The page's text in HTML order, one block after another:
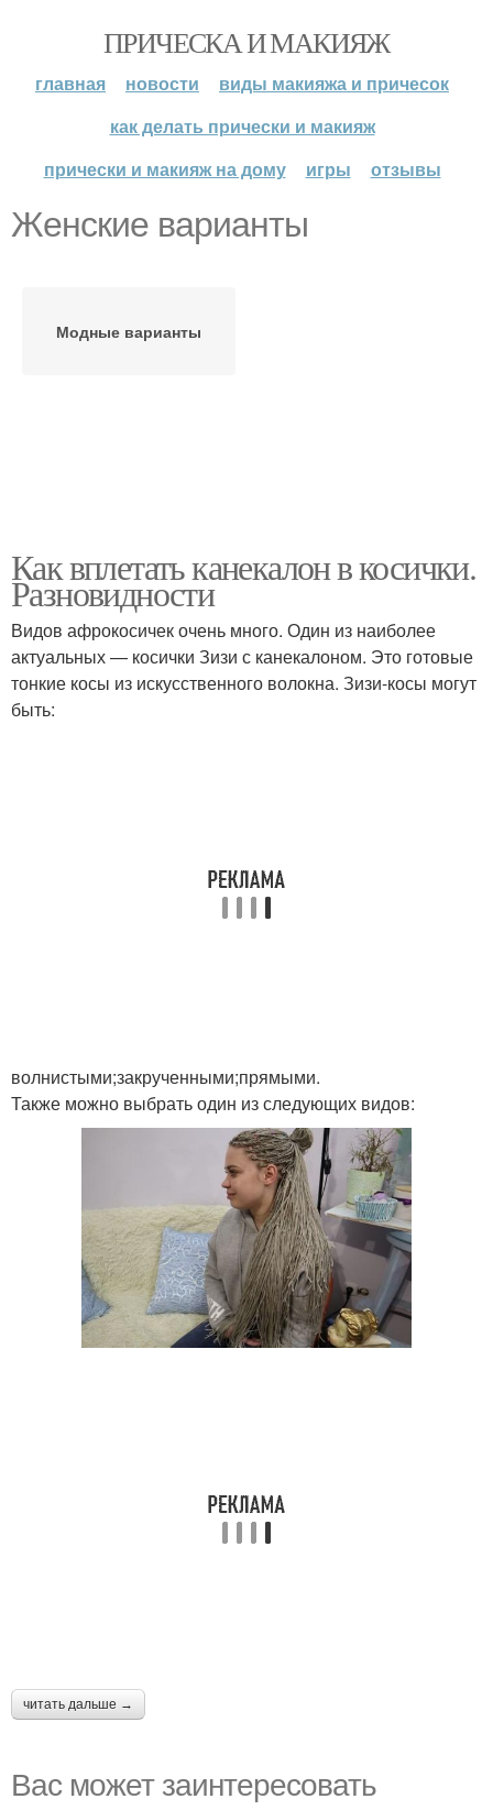
ПРИЧЕСКА И МАКИЯЖ
главная новости
виды макияжа и причесок
как делать прически и макияж
прически и макияж на дому
игры отзывы
Женские варианты
Модные варианты
Как вплетать канекалон в косички.
Разновидности
Видов афрокосичек очень много. Один из наиболее
актуальных — косички Зизи с канекалоном. Это готовые
тонкие косы из искусственного волокна. Зизи-косы могут
быть:
волнистыми;закрученными;прямыми.
Также можно выбрать один из следующих видов:
читать дальше →
Вас может заинтересовать